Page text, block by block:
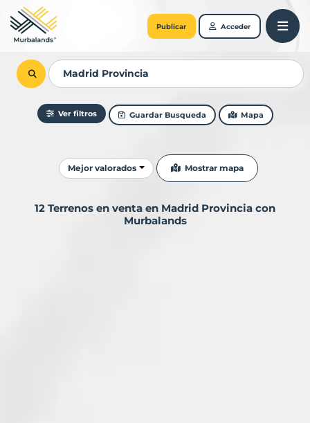
Publicar Acceder
Ver filtros Guardar Busqueda Mapa
Ordenar resultados
Mejor valorados Mostrar mapa
12 Terrenos en venta en Madrid Provincia con
Murbalands